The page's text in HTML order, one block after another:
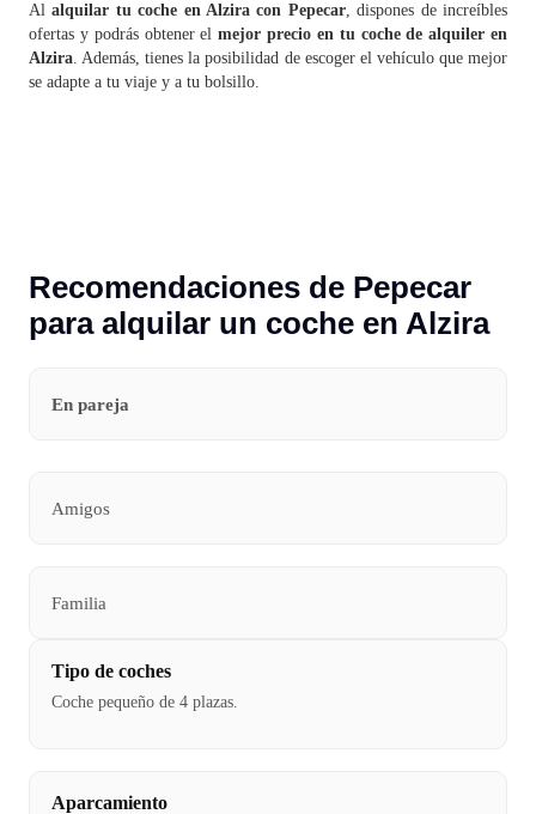
Alalquilar tu coche en Alzira con Pepecar, dispones de increíbles
ofertas y podrás obtener elmejor precio en tu coche de alquiler en
Alzira. Además, tienes la posibilidad de escoger el vehículo que mejor
se adapte a tu viaje y a tu bolsillo.
Recomendaciones de Pepecar
para alquilar un coche en Alzira
En pareja
Amigos
Familia
Tipo de coches
Coche pequeño de 4 plazas.
Aparcamiento